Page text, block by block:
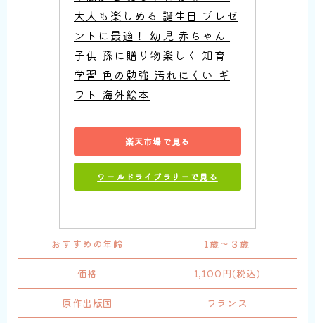
大人も楽しめる 誕生日 プレゼ
ントに最適！ 幼児 赤ちゃん
子供 孫に贈り物楽しく 知育
学習 色の勉強 汚れにくい ギ
フト 海外絵本
楽天市場で見る
ワールドライブラリーで見る
おすすめの年齢 1歳〜３歳
価格 1,100円(税込)
原作出版国 フランス